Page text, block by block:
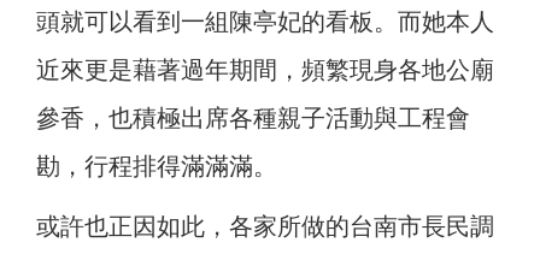
頭就可以看到一組陳亭妃的看板。而她本人
近來更是藉著過年期間，頻繁現身各地公廟
參香，也積極出席各種親子活動與工程會
勘，行程排得滿滿滿。
或許也正因如此，各家所做的台南市長民調